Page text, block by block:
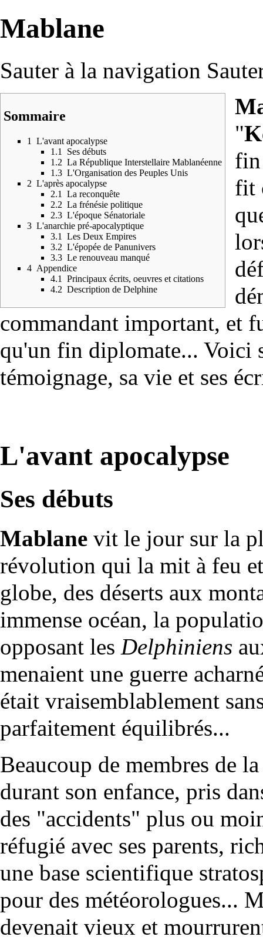
Mablane
Sauter à la navigation
Sommaire
1
L'avant apocalypse
1.1
Ses débuts
1.2 La République Interstellaire Mablanéenne
1.3 L'Organisation des Peuples Unis
2 L'après apocalypse
2.1
La reconquête
2.2 La frénésie politique
2.3 L'époque Sénatoriale
3 L'anarchie pré-apocalyptique
3.1
Les Deux Empires
3.2 L'épopée de Panunivers
3.3 Le renouveau manqué
4 Appendice
4.1
Principaux écrits, oeuvres et citations
4.2 Description de Delphine
"
fit
commandant important, et
qu'un fin diplomate... Voici
témoignage, sa vie et ses
L'avant apocalypse
Ses débuts
Mablane vit le jour sur la
révolution qui la mit à feu
globe, des déserts aux
immense océan, la
opposant les Delphiniens
menaient une guerre
était vraisemblablement
parfaitement équilibrés...
Beaucoup de membres de
durant son enfance, pris
des "accidents" plus ou
réfugié avec ses parents,
une base scientifique
pour des météorologues...
devenait vieux et